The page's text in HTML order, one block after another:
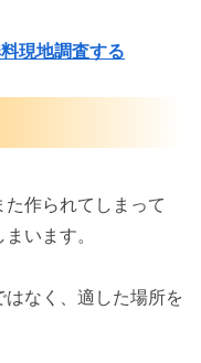
現地調査する
作られてしまって
います。
なく、適した場所を